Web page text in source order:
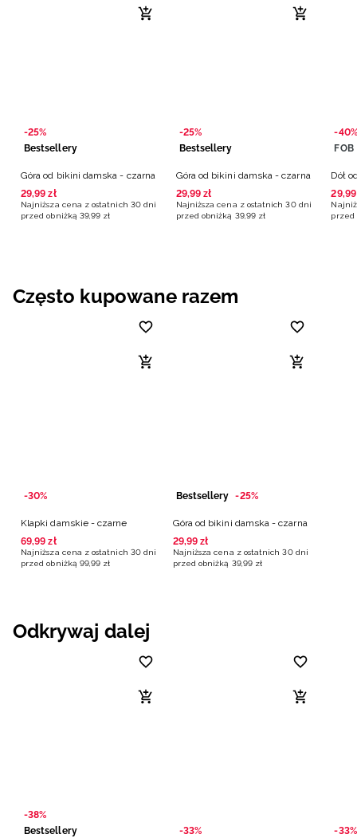
-25%
Bestsellery
Góra od bikini damska - czarna
29,99 zł
Najniższa cena z ostatnich 30 dni
przed obniżką 39,99 zł
-25%
Bestsellery
Góra od bikini damska - czarna
29,99 zł
Najniższa cena z ostatnich 30 dni
przed obniżką 39,99 zł
-40%
FOB
Dół
29,99
przed
Często kupowane razem
-30%
Klapki damskie - czarne
69,99 zł
Najniższa cena z ostatnich 30 dni
przed obniżką 99,99 zł
Bestsellery -25%
Góra od bikini damska - czarna
29,99 zł
Najniższa cena z ostatnich 30 dni
przed obniżką 39,99 zł
Odkrywaj dalej
-38%
Bestsellery
-33% -33%